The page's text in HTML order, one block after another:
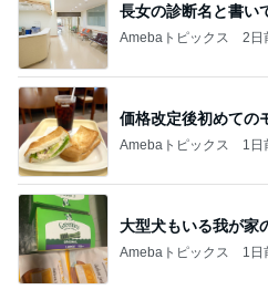
長女の診断名と書い
Amebaトピックス 2日
価格改定後初めての
Amebaトピックス 1日
大型犬もいる我が家
Amebaトピックス 1日